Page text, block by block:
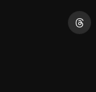
Threads